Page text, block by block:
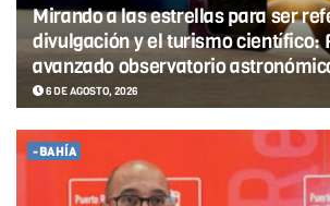
Mirando a las estrellas para ser
divulgación y el turismo científico:
avanzado observatorio
6 DE AGOSTO, 2026
-BAHÍA